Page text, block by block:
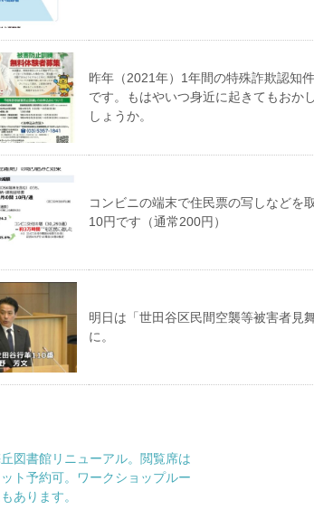
昨年（2021年）1年間の特殊詐欺認知
です。もはやいつ身近に起きてもおか
しょうか。
コンビニの端末で住民票の写しなどを
10円です（通常200円）
明日は「世田谷区民間空襲等被害者見
に。
図書館リニューアル。閲覧席は
ト予約可。ワークショップルー
あります。